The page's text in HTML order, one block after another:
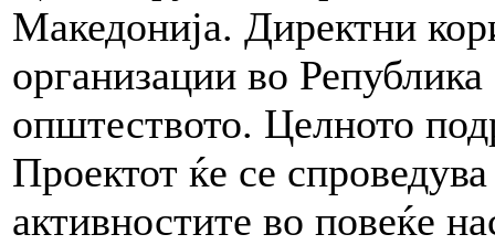
Македонија. Директни
организации во
општеството. Целното
Проектот ќе се
активностите во повеќе